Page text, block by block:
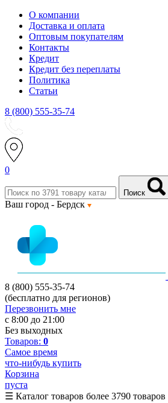
О компании
Доставка и оплата
Оптовым покупателям
Контакты
Кредит
Кредит без переплаты
Политика
Статьи
8 (800) 555-35-74
0
Поиск
Ваш город - Бердск
8 (800) 555-35-74
(бесплатно для регионов)
Перезвонить мне
с 8:00 до 21:00
Без выходных
Товаров: 0
Самое время
что-нибудь купить
Корзина
пуста
☰ Каталог товаров более 3790 товаров